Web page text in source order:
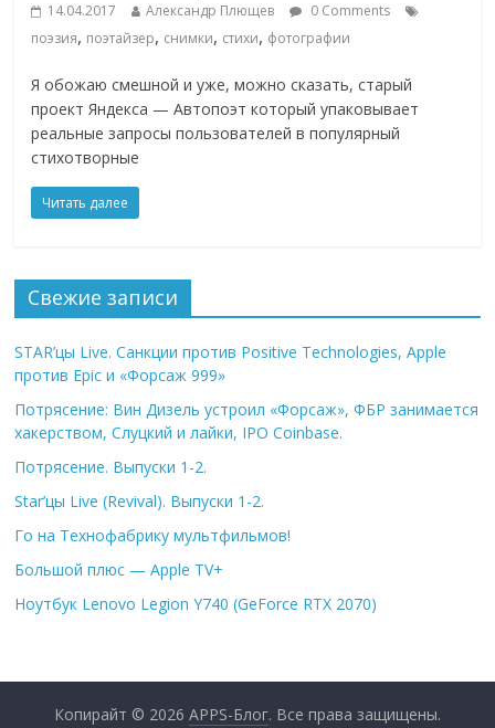
14.04.2017 Александр Плющев
0 Comments
поэзия, поэтайзер, снимки, стихи, фотографии
Я обожаю смешной и уже, можно сказать, старый
проект Яндекса — Автопоэт который упаковывает
реальные запросы пользователей в популярный
стихотворные
Читать далее
Свежие записи
STAR’цы Live. Санкции против Positive Technologies, Apple
против Epic и «Форсаж 999»
Потрясение: Вин Дизель устроил «Форсаж», ФБР занимается
хакерством, Слуцкий и лайки, IPO Coinbase.
Потрясение. Выпуски 1-2.
Star’цы Live (Revival). Выпуски 1-2.
Го на Технофабрику мультфильмов!
Большой плюс — Apple TV+
Ноутбук Lenovo Legion Y740 (GeForce RTX 2070)
Копирайт © 2026 APPS-Блог. Все права защищены.